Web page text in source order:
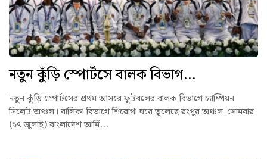
নতুন কুঁড়ি স্পোর্টসে বালক বিভাগ...
নতুন কুঁড়ি স্পোর্টসের প্রথম আসরে ফুটবলের বালক বিভাগে চ্যাম্পিয়ন
সিলেট অঞ্চল। বালিকা বিভাগে শিরোপা ঘরে তুলেছে রংপুর অঞ্চল।সোমবার
(২৭ জুলাই) বাংলাদেশ আর্মি...